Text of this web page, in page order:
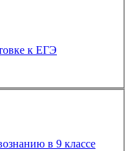
к ЕГЭ
в 9 классе